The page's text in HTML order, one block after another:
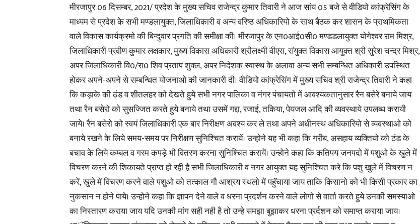
Hindi
News
Paper
मीरजापुर 06 दिसम्बर, 2021/ प्रदेश के मुख्य सचिव राजेन्द्र कुमार तिवारी ने आज सांय 05 बजे से वीडियो कांफ्रेसिंग के
माध्यम से प्रदेश के सभी मण्डलायुक्त, जिलाधिकारी व अन्य वरिष्ठ अधिकारियो के साथ बैठक कर शासन के प्राथमिकता
वाले विकास कार्यक्रमो की बिन्दुवार प्रगति की समीक्षा की। मीरजापुर के एन0आई0सी0 मण्डडलायुक्त योगेश्वर राम मिश्र,
जिलाधिकारी प्रवीण कुमार लक्षकार, मुख्य विकास अधिकारी श्रीलक्ष्मी वीएस, संयुक्त विकास आयुक्त श्री सुरेश चन्द्र मिश्र,
अपर जिलाधिकारी वि0/रा0 शिव प्रताप शुक्ल, अपर निदेशक स्वास्थ के अलावा अन्य सभी सम्बन्धित अधिकारी उपस्थित
होकर अपने-अपने से सम्बन्धित योजनाओ की जानकारी दी। वीडियो कांफ्रेसिंग में मुख्य सचिव श्री राजेन्द्र तिवारी ने कहा
कि कड़ाके की ठंड व शीतलहर को देखते हुये सभी नगर पालिका व नंगर पंचायतो में आवश्यकतानुसार रैन बसेरे बनाये जाय
तथा रैन बसेरो को सुसज्जित करते हुये बनाये तथा उसमें गद्दा, रजाई, तकिया, पेयजल आदि की व्यवस्थाये उपलब्ध करायी
जाये। रैन बसेरो को स्वयं जिलाधिकारी एक बार निरीक्षण अवश्य कर ले तथा अपने अधीनस्थ अधिकारियो से व्यवस्थाओ को
बनाये रखने के लिये समय-समय पर निरीक्षण सुनिश्चित करायें। उन्होने यह भी कहा कि गरीब, असहाय व्यक्तियो को ठंड के
बचाव के लिये कम्बल व गरम कपड़े भी वितरण करना सुनिश्चित करायें। उन्होने कहा कि कतिपय जनपदो में पशुओ के खुले में
विचरण करने की शिकायते प्राप्त हो रही है सभी जिलाधिकारी व नगर आयुक्त यह सुनिश्चित करे कि पशु खुले में विचरण न
करें, खुले में विचरण करने वाले पशुओ को तत्काल गौ आश्रय स्थलो में पहुॅचाया जाय ताकि किसानो को भी किसी प्रकार का
नुकसान न होने पाये। उन्होने कहा कि ज्ञापन देने वाले व धरना प्रदर्शन करने वाले लोगो से वार्ता करते हुये उनकी समस्याओ
का निस्तारण कराया जाय यदि उनकी मांग सही नही है तो उन्हे समझा बुझाकर धरना प्रर्दशन को समाप्त कराया जाय।